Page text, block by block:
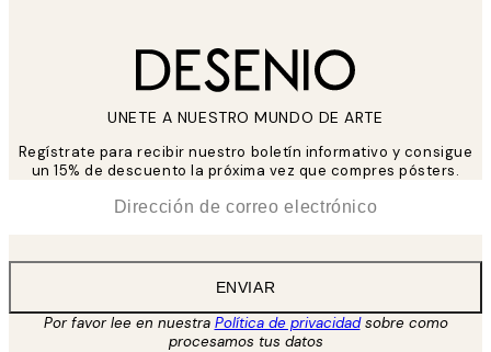
UNETE A NUESTRO MUNDO DE ARTE
Regístrate para recibir nuestro boletín informativo y consigue
un 15% de descuento la próxima vez que compres pósters.
ENVIAR
Por favor lee en nuestra Política de privacidadsobre como
procesamos tus datos